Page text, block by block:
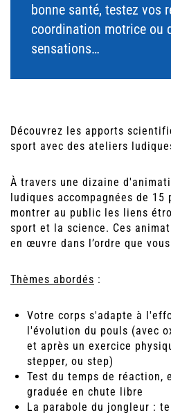
bonne santé, testez vos
coordination motrice ou
sensations…
Découvrez les apports
sport avec des ateliers
À travers une dizaine
ludiques accompagnées de 15
montrer au public les liens
sport et la science. Ces
en œuvre dans l’ordre que
Thèmes abordés :
Votre corps s'adapte à
l'évolution du pouls (avec
et après un exercice
stepper, ou step)
Test du temps de réaction,
graduée en chute libre
La parabole du jongleur :